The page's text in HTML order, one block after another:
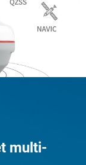
multi-